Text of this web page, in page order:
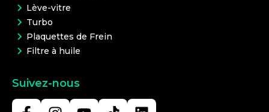
Lève-vitre
Turbo
Plaquettes de Frein
Filtre à huile
Suivez-nous